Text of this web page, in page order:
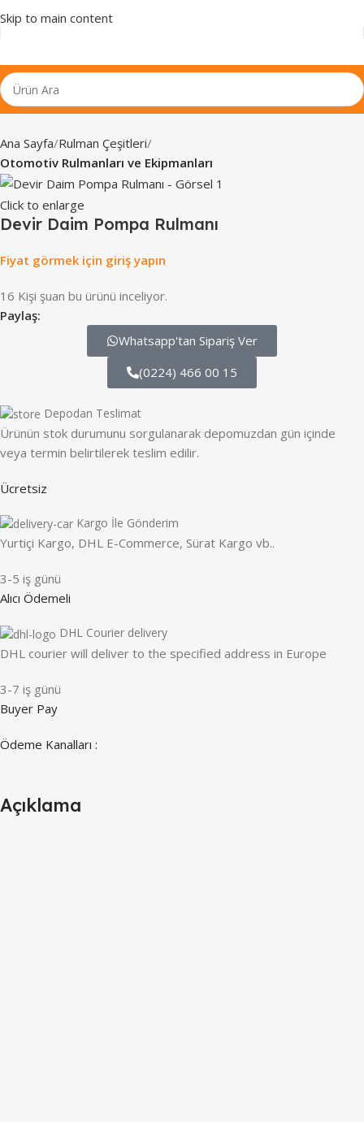
Skip to main content
Ana Sayfa Rulman Çeşitleri
Otomotiv Rulmanları ve Ekipmanları
Click to enlarge
Devir Daim Pompa Rulmanı
Fiyat görmek için giriş yapın
16 Kişi şuan bu ürünü inceliyor.
Paylaş:
Whatsapp'tan Sipariş Ver
(0224) 466 00 15
Depodan Teslimat
Ürünün stok durumunu sorgulanarak depomuzdan gün içinde
veya termin belirtilerek teslim edilir.
Ücretsiz
Kargo İle Gönderim
Yurtiçi Kargo, DHL E-Commerce, Sürat Kargo vb..
3-5 iş günü
Alıcı Ödemeli
DHL Courier delivery
DHL courier will deliver to the specified address in Europe
3-7 iş günü
Buyer Pay
Ödeme Kanalları :
Açıklama